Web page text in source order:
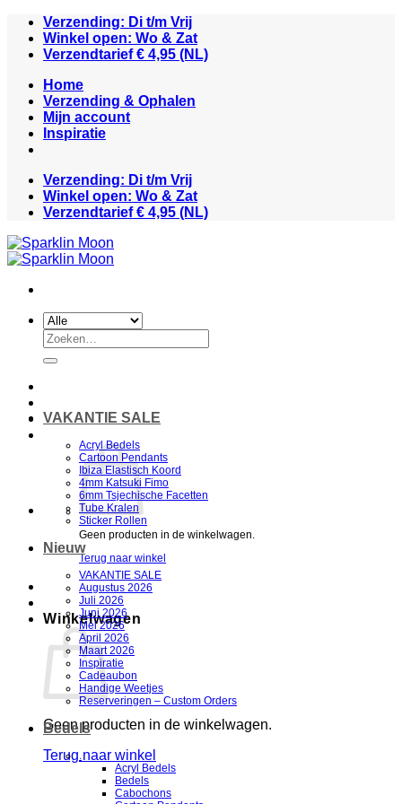
naar
inhoud
Verzending: Di t/m Vrij
Winkel open: Wo & Zat
Verzendtarief € 4,95 (NL)
Home
Verzending & Ophalen
Mijn account
Inspiratie
Verzending: Di t/m Vrij
Winkel open: Wo & Zat
Verzendtarief € 4,95 (NL)
Zoeken
naar:
Geen producten in de winkelwagen.
Terug naar winkel
Winkelwagen
Geen producten in de winkelwagen.
Terug naar winkel
VAKANTIE SALE
Acryl Bedels
Cartoon Pendants
Ibiza Elastisch Koord
4mm Katsuki Fimo
6mm Tsjechische Facetten
Tube Kralen
Sticker Rollen
Nieuw
VAKANTIE SALE
Augustus 2026
Juli 2026
Juni 2026
Mei 2026
April 2026
Maart 2026
Inspiratie
Cadeaubon
Handige Weetjes
Reserveringen – Custom Orders
Bedels
.
Acryl Bedels
Bedels
Cabochons